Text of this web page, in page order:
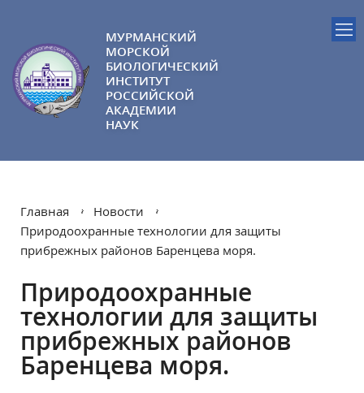
МУРМАНСКИЙ
МОРСКОЙ
БИОЛОГИЧЕСКИЙ
ИНСТИТУТ
РОССИЙСКОЙ
АКАДЕМИИ
НАУК
Главная
Новости
Природоохранные технологии для защиты
прибрежных районов Баренцева моря.
Природоохранные
технологии для защиты
прибрежных районов
Баренцева моря.